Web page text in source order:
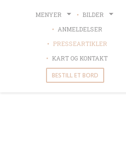
MENYER
BILDER
ANMELDELSER
PRESSEARTIKLER
KART OG KONTAKT
BESTILL ET BORD